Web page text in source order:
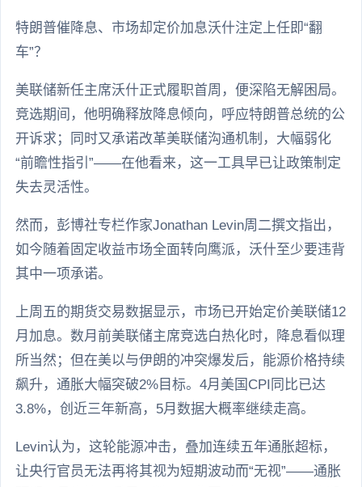
特朗普催降息、市场却定价加息沃什注定上任即“翻
车”？
美联储新任主席沃什正式履职首周，便深陷无解困局。
竞选期间，他明确释放降息倾向，呼应特朗普总统的公
开诉求；同时又承诺改革美联储沟通机制，大幅弱化
“前瞻性指引”——在他看来，这一工具早已让政策制定
失去灵活性。
然而，彭博社专栏作家Jonathan Levin周二撰文指出，
如今随着固定收益市场全面转向鹰派，沃什至少要违背
其中一项承诺。
上周五的期货交易数据显示，市场已开始定价美联储12
月加息。数月前美联储主席竞选白热化时，降息看似理
所当然；但在美以与伊朗的冲突爆发后，能源价格持续
飙升，通胀大幅突破2%目标。4月美国CPI同比已达
3.8%，创近三年新高，5月数据大概率继续走高。
Levin认为，这轮能源冲击，叠加连续五年通胀超标，
让央行官员无法再将其视为短期波动而“无视”——通胀